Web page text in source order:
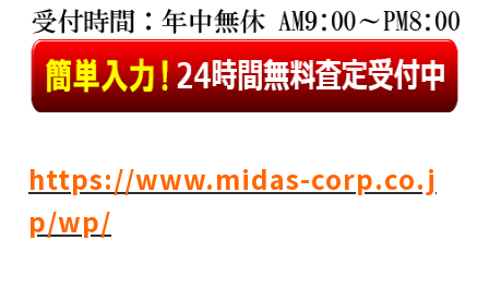
https://www.midas-corp.co.j
p/wp/